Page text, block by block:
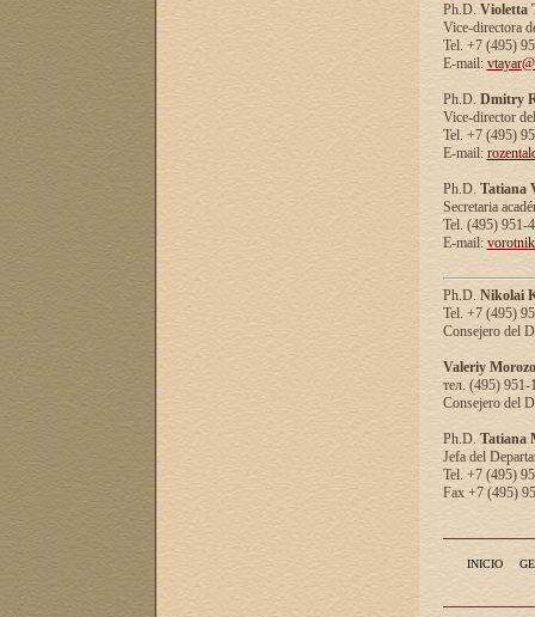
Ph.D. Violetta
Vice-directora
Tel. +7 (495)
E-mail:
Ph.D. Dmitry
Vice-director
Tel. +7 (495)
E-mail:
Ph.D. Tatiana
Secretaria
Tel. (495) 951-
E-mail:
Ph.D. Nikolai
Tel. +7 (495)
Consejero del
Valeriy
тел. (495) 951-
Consejero del
Ph.D. Tatiana
Jefa del
Tel. +7 (495)
Fax +7 (495)
INICIO